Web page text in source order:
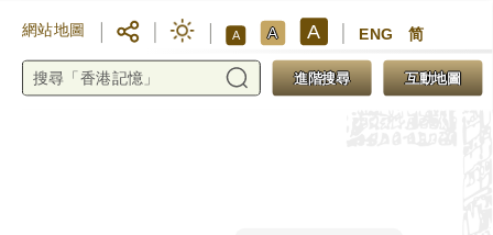
網站地圖 A A A ENG 简
進階搜尋 互動地圖